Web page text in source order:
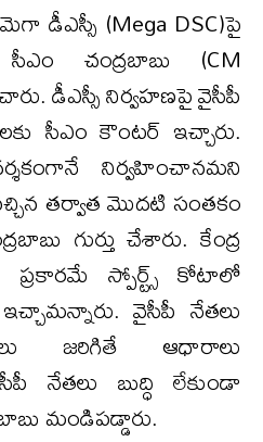
డీఎస్సీ (Mega DSC)పై
చంద్ర‌బాబు (CM
డీఎస్సీ నిర్వ‌హ‌ణ‌పై వైసీపీ
సీఎం కౌంట‌ర్ ఇచ్చారు.
నిర్వ‌హించాన‌మ‌ని
త‌ర్వాత మొద‌టి సంత‌కం
గుర్తు చేశారు. కేంద్ర
ప్ర‌కార‌మే స్పోర్ట్స్ కోటాలో
ఇచ్చామ‌న్నారు. వైసీపీ నేత‌లు
జ‌రిగితే ఆధారాలు
నేత‌లు బుద్ధి లేకుండా
మండిప‌డ్డారు.